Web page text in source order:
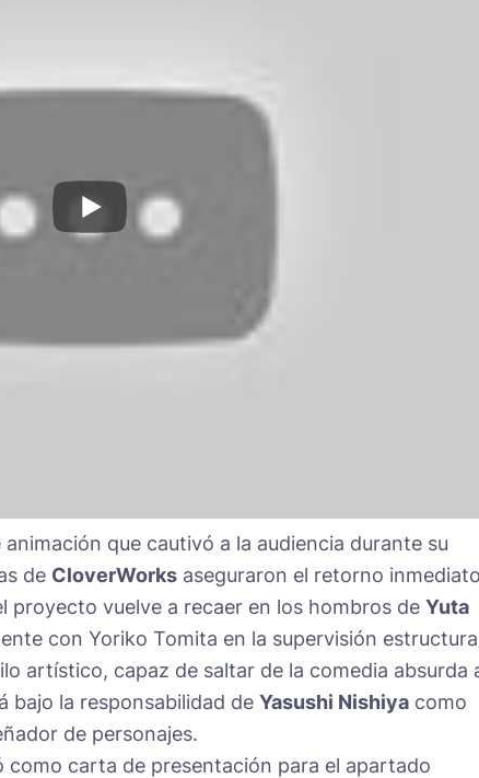
que cautivó a la audiencia durante su
de CloverWorks aseguraron el retorno
proyecto vuelve a recaer en los hombros de Yuta
con Yoriko Tomita en la supervisión
artístico, capaz de saltar de la comedia absurda
bajo la responsabilidad de Yasushi Nishiya como
de personajes.
carta de presentación para el apartado